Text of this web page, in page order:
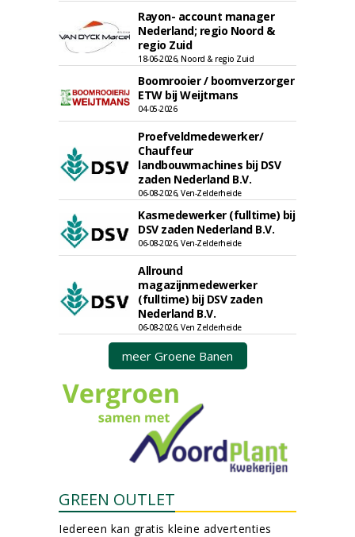
Rayon- account manager
Nederland; regio Noord &
regio Zuid
18-06-2026, Noord & regio Zuid
Boomrooier / boomverzorger
ETW bij Weijtmans
04-05-2026
Proefveldmedewerker/
Chauffeur
landbouwmachines bij DSV
zaden Nederland B.V.
06-08-2026, Ven-Zelderheide
Kasmedewerker (fulltime) bij
DSV zaden Nederland B.V.
06-08-2026, Ven-Zelderheide
Allround
magazijnmedewerker
(fulltime) bij DSV zaden
Nederland B.V.
06-08-2026, Ven Zelderheide
meer Groene Banen
GREEN OUTLET
Iedereen kan gratis kleine advertenties